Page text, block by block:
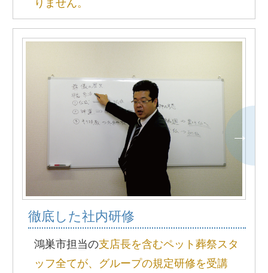
りません。
徹底した社内研修
鴻巣市担当の支店長を含むペット葬祭スタ
ッフ全てが、グループの規定研修を受講